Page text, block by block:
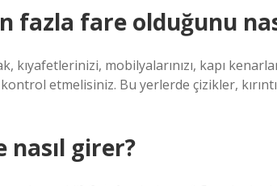
fazla fare olduğunu
kıyafetlerinizi, mobilyalarınızı, kapı
etmelisiniz. Bu yerlerde çizikler,
nasıl girer?